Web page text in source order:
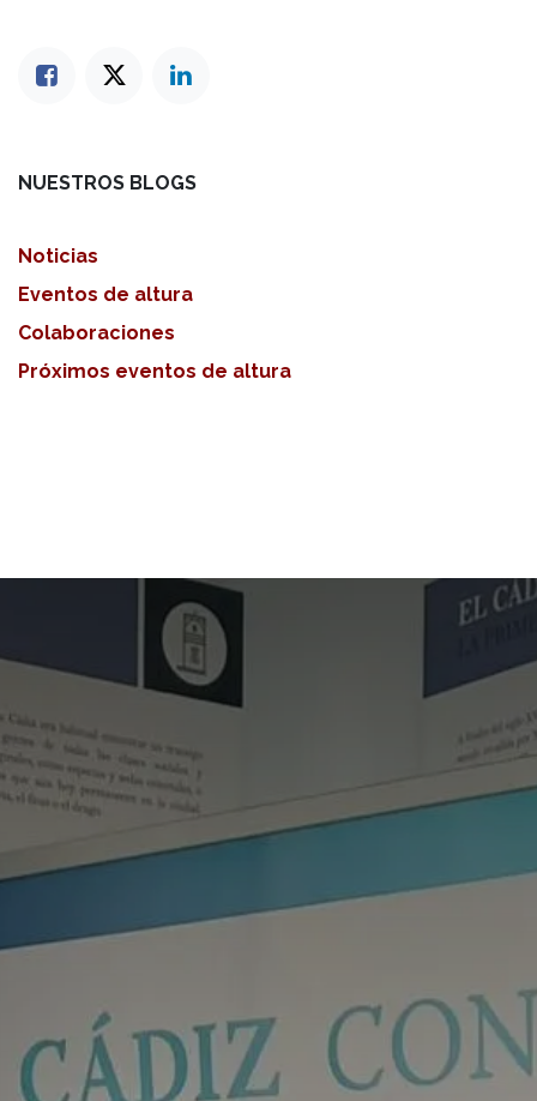
NUESTROS BLOGS
Noticias
Eventos de altura
Colaboraciones
Próximos eventos de altura